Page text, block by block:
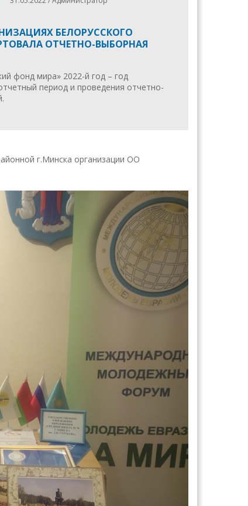
БЕЛОРУССКОГО
ОТЧЕТНО-ВЫБОРНАЯ
фонд мира» 2022-й год – год
период и проведения отчетно-
г.Минска организации ОО